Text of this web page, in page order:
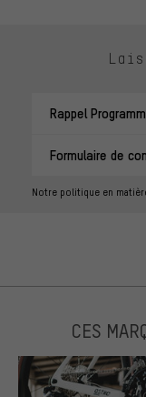
Rappel
Formulaire de
Notre politique en
CES